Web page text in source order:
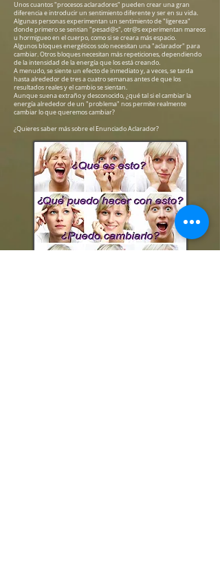
Unos cuantos "procesos aclaradores" pueden crear una gran
diferencia e introducir un sentimiento diferente y ser en su vida.
Algunas personas experimentan un sentimiento de "ligereza"
donde primero se sentian "pesad@s", otr@s experimentan mareos
u hormigueo en el cuerpo, como si se creara más espacio.
Algunos bloques energéticos solo necesitan una "aclarador" para
cambiar. Otros bloques necesitan más repeticiones, dependiendo
de la intensidad de la energía que los está creando.
A menudo, se siente un efecto de inmediato y, a veces, se tarda
hasta alrededor de tres a cuatro semanas antes de que los
resultados reales y el cambio se sientan.
Aunque suena extraño y desconocido, ¿qué tal si el cambiar la
energía alrededor de un "problema" nos permite realmente
cambiar lo que queremos cambiar?
¿Quieres saber más sobre el Enunciado Aclarador?